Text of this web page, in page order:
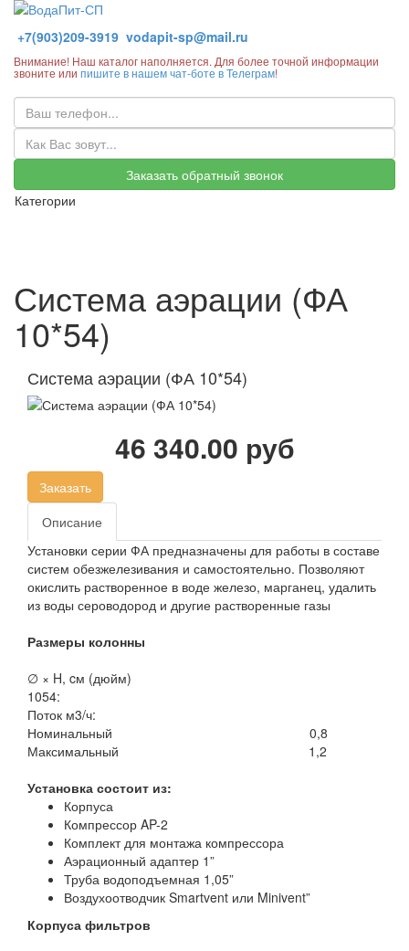
+7(903)209-3919 vodapit-sp@mail.ru
Внимание! Наш каталог наполняется. Для более точной информации
звоните или пишите в нашем чат-боте в Телеграм!
Заказать обратный звонок
Категории
Система аэрации (ФА
10*54)
Система аэрации (ФА 10*54)
46 340.00 руб
Заказать
Описание
Установки серии ФА предназначены для работы в составе
систем обезжелезивания и самостоятельно. Позволяют
окислить растворенное в воде железо, марганец, удалить
из воды сероводород и другие растворенные газы
Размеры колонны
∅ × H, cм (дюйм)
1054:
Поток м3/ч:
Номинальный 0,8
Максимальный 1,2
Установка состоит из:
Корпуса
Компрессор AP-2
Комплект для монтажа компрессора
Аэрационный адаптер 1”
Труба водоподъемная 1,05”
Воздухоотводчик Smartvent или Minivent”
Корпуса фильтров